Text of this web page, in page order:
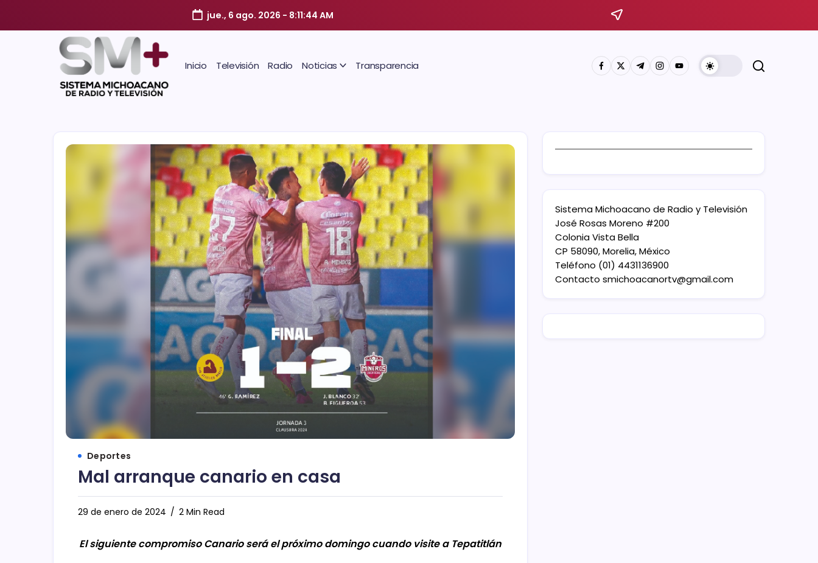
jue., 6 ago. 2026 - 8:11:45 AM
Inicio Televisión Radio Noticias Transparencia
Deportes
Mal arranque canario en casa
29 de enero de 2024 2 Min Read
El siguiente compromiso Canario será el próximo domingo cuando visite a Tepatitlán
Sistema Michoacano de Radio y Televisión
José Rosas Moreno #200
Colonia Vista Bella
CP 58090, Morelia, México
Teléfono (01) 4431136900
Contacto smichoacanortv@gmail.com